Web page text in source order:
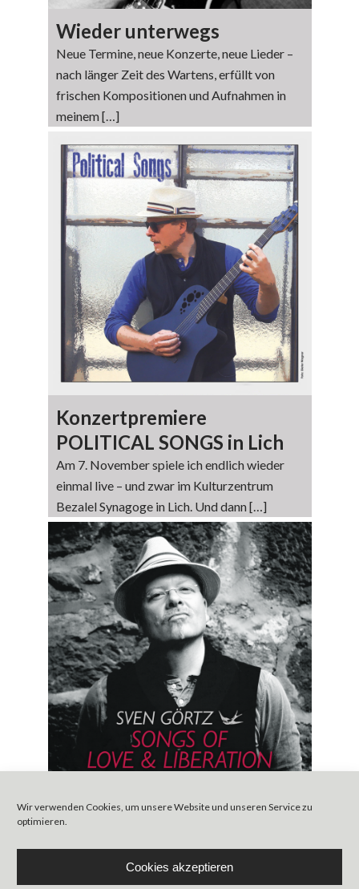
Wir verwenden Cookies, um unsere Website und unseren Service zu
optimieren.
Cookies akzeptieren
Wieder unterwegs
Neue Termine, neue Konzerte, neue Lieder –
nach länger Zeit des Wartens, erfüllt von
frischen Kompositionen und Aufnahmen in
meinem […]
Konzertpremiere
POLITICAL SONGS in Lich
Am 7. November spiele ich endlich wieder
einmal live – und zwar im Kulturzentrum
Bezalel Synagoge in Lich. Und dann […]
Neues Album
Seit Ende August ist mein neues Album
„SONGS OF LOVE & LIBERATION“ endlich
auf dem Markt. Unter